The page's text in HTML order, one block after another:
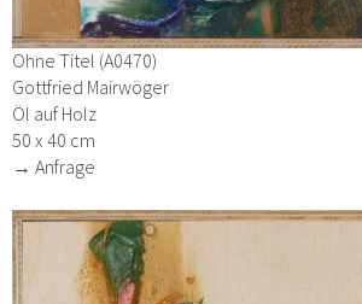
Ohne Titel (A0470)
Gottfried Mairwöger
Öl auf Holz
50 x 40 cm
→ Anfrage